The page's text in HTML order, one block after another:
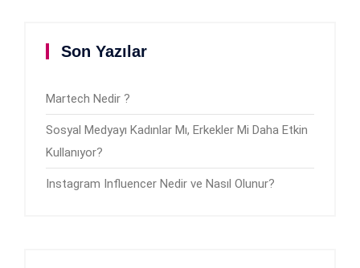
Son Yazılar
Martech Nedir ?
Sosyal Medyayı Kadınlar Mı, Erkekler Mi Daha Etkin
Kullanıyor?
Instagram Influencer Nedir ve Nasıl Olunur?